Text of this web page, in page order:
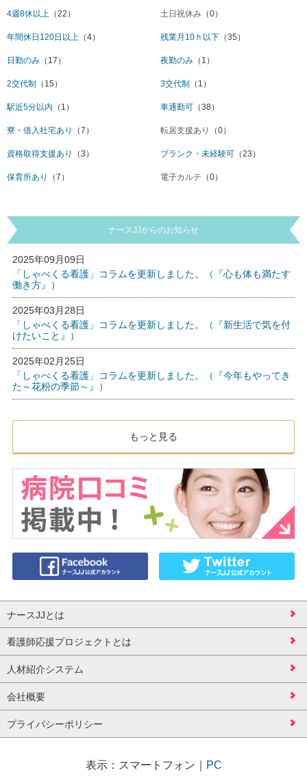
4週8休以上 （22） 土日祝休み （0）
年間休日120日以上 （4） 残業月10ｈ以下 （35）
日勤のみ （17） 夜勤のみ （1）
2交代制 （15） 3交代制 （1）
駅近5分以内 （1） 車通勤可 （38）
寮・借入社宅あり （7） 転居支援あり （0）
資格取得支援あり （3） ブランク・未経験可 （23）
保育所あり （7） 電子カルテ （0）
ナースJJからのお知らせ
2025年09月09日
「しゃべくる看護」コラムを更新しました。（『心も体も満たす
働き方』）
2025年03月28日
「しゃべくる看護」コラムを更新しました。（『新生活で気を付
けたいこと』）
2025年02月25日
「しゃべくる看護」コラムを更新しました。（『今年もやってき
た～花粉の季節～』）
もっと見る
ナースJJとは
看護師応援プロジェクトとは
人材紹介システム
会社概要
プライバシーポリシー
表示： スマートフォン PC